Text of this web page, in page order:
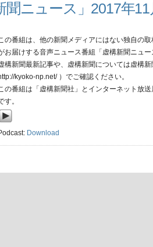
聞ニュース」2017年11
の番組は、他の新聞メディアにはない独自の
お届けする音声ニュース番組「虚構新聞ニュー
構新聞最新記事や、虚構新聞については虚構
kyoko-np.net/ ）でご確認ください。
の番組は「虚構新聞社」とインターネット放
す。
Download